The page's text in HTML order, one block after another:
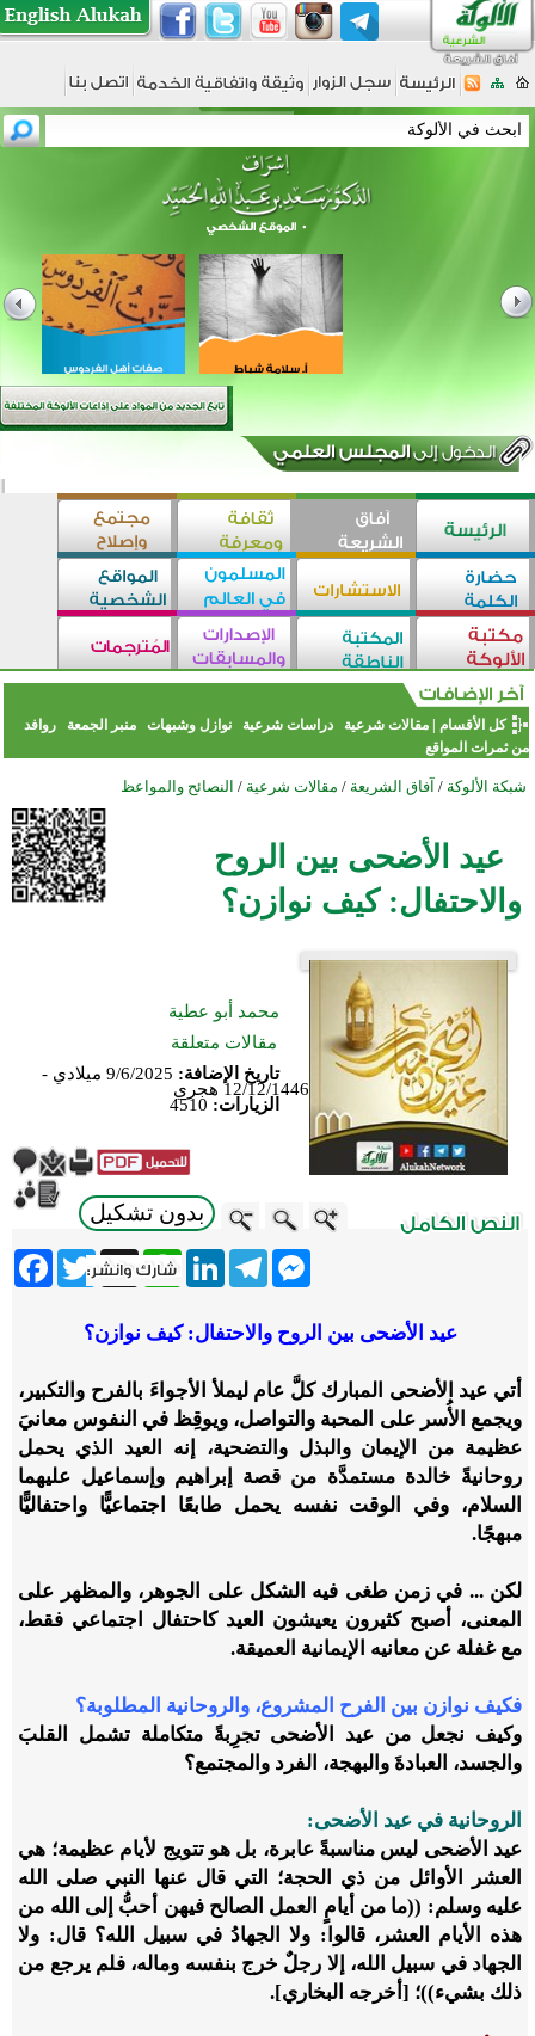
كل الأقسام |مقالات شرعية دراسات شرعية نوازل وشبهات منبر الجمعة
روافد
من ثمرات المواقع
شبكة الألوكة / آفاق الشريعة / مقالات شرعية / النصائح والمواعظ
عيد الأضحى بين الروح
والاحتفال: كيف نوازن؟
محمد أبو عطية
مقالات متعلقة
تاريخ الإضافة:
9/6/2025 ميلادي -
12/12/1446 هجري
الزيارات: 4510
بدون تشكيل
Twitter X
WhatsApp
LinkedInTelegram
Messenger
عيد الأضحى بين الروح والاحتفال: كيف نوازن؟
أتي عيد الأضحى المبارك كلَّ عام ليملأ الأجواءَ بالفرح والتكبير،
ويجمع الأُسر على المحبة والتواصل، ويوقِظ في النفوس معانيَ
عظيمة من الإيمان والبذل والتضحية، إنه العيد الذي يحمل
روحانيةً خالدة مستمدَّة من قصة إبراهيم وإسماعيل عليهما
السلام، وفي الوقت نفسه يحمل طابعًا اجتماعيًّا واحتفاليًّا
مبهجًا.
لكن ... في زمن طغى فيه الشكل على الجوهر، والمظهر على
المعنى، أصبح كثيرون يعيشون العيد كاحتفال اجتماعي فقط،
مع غفلة عن معانيه الإيمانية العميقة.
فكيف نوازن بين الفرح المشروع، والروحانية المطلوبة؟
وكيف نجعل من عيد الأضحى تجرِبةً متكاملة تشمل القلبَ
والجسد، العبادةَ والبهجة، الفرد والمجتمع؟
الروحانية في عيد الأضحى:
عيد الأضحى ليس مناسبةً عابرة، بل هو تتويج لأيام عظيمة؛ هي
العشر الأوائل من ذي الحجة؛ التي قال عنها النبي صلى الله
عليه وسلم: ((ما من أيامٍ العمل الصالح فيهن أحبُّ إلى الله من
هذه الأيام العشر، قالوا: ولا الجهادُ في سبيل الله؟ قال: ولا
الجهاد في سبيل الله، إلا رجلٌ خرج بنفسه وماله، فلم يرجع من
ذلك بشيء))؛ [أخرجه البخاري].